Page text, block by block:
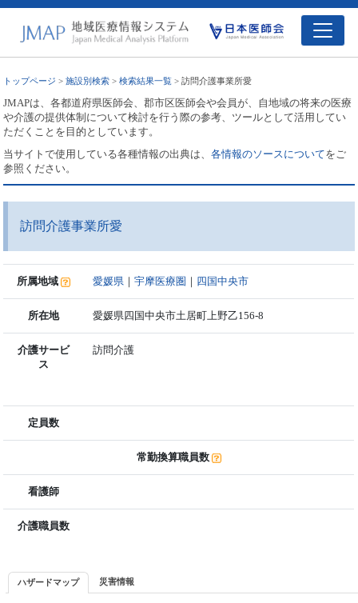
トップページ >施設別検索 >検索結果一覧 > 訪問介護事業所愛
JMAPは、各都道府県医師会、郡市区医師会や会員が、自地域の将来の医療
や介護の提供体制について検討を行う際の参考、ツールとして活用してい
ただくことを目的としています。
当サイトで使用している各種情報の出典は、各情報のソースについてをご
参照ください。
訪問介護事業所愛
所属地域 愛媛県 ｜宇摩医療圏 ｜ 四国中央市
所在地 愛媛県四国中央市土居町上野乙156-8
介護サービ
ス
訪問介護
定員数
常勤換算職員数
看護師
介護職員数
ハザードマップ 災害情報